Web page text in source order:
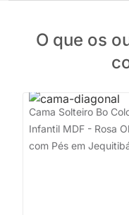
O que os
Cama Solteiro Bo
Infantil MDF - Rosa
com Pés em